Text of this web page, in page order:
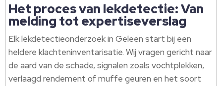
Het proces van lekdetectie: Van
melding tot expertiseverslag
Elk lekdetectieonderzoek in Geleen start bij een
heldere klachteninventarisatie. Wij vragen gericht naar
de aard van de schade, signalen zoals vochtplekken,
verlaagd rendement of muffe geuren en het soort